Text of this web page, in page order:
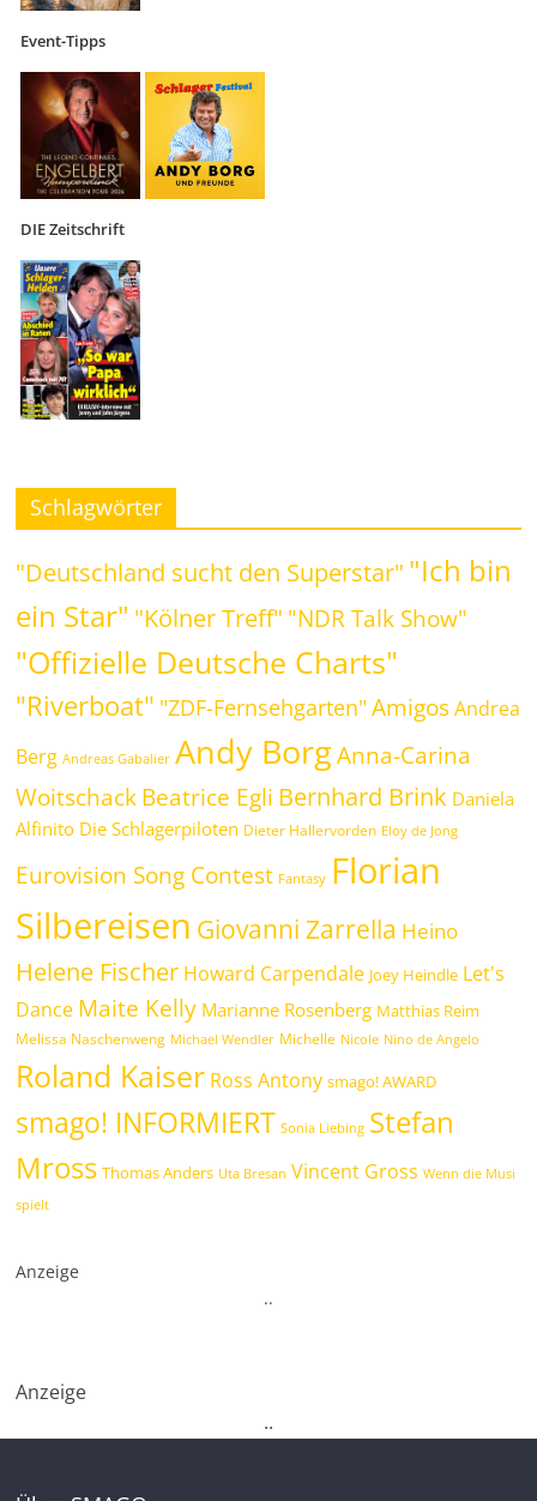
Event-Tipps
DIE Zeitschrift
Schlagwörter
"Deutschland sucht den Superstar" "Ich bin
ein Star" "Kölner Treff" "NDR Talk Show"
"Offizielle Deutsche Charts"
"Riverboat" "ZDF-Fernsehgarten" Amigos Andrea
Berg Andreas Gabalier Andy Borg Anna-Carina
WoitschackBeatrice Egli Bernhard Brink Daniela
Alfinito Die Schlagerpiloten Dieter Hallervorden Eloy de Jong
Eurovision Song Contest Fantasy Florian
Silbereisen Giovanni Zarrella Heino
Helene Fischer Howard Carpendale Joey Heindle Let's
Dance Maite Kelly Marianne Rosenberg Matthias Reim
Melissa Naschenweng Michael Wendler Michelle Nicole Nino de Angelo
Roland Kaiser Ross Antony smago! AWARD
smago! INFORMIERT Sonia Liebing Stefan
Mross Thomas Anders Uta Bresan Vincent Gross Wenn die Musi
spielt
Anzeige
..
Anzeige
..